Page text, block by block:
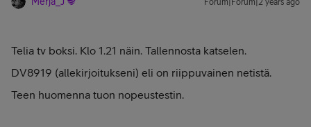
Telia tv boksi. Klo 1.21 näin. Tallennosta katselen.
DV8919 (allekirjoitukseni) eli on riippuvainen netistä.
Teen huomenna tuon nopeustestin.